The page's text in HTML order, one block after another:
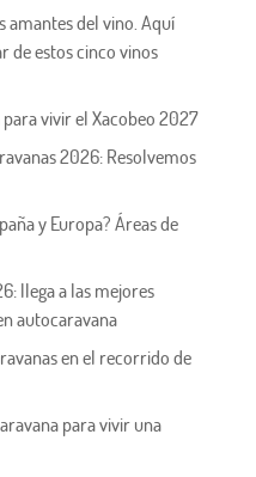
amantes del vino. Aquí
de estos cinco vinos
vivir el Xacobeo 2027
2026: Resolvemos
y Europa? Áreas de
llega a las mejores
autocaravana
en el recorrido de
para vivir una